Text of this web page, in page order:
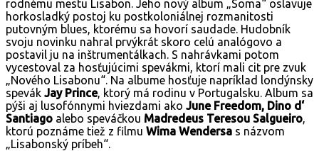
rodnému mestu Lisabon. Jeho nový album „Soma“ oslavuje
horkosladký postoj ku postkoloniálnej rozmanitosti
putovným blues, ktorému sa hovorí saudade. Hudobník
svoju novinku nahral prvýkrát skoro celú analógovo a
postavil ju na inštrumentálkach. S nahrávkami potom
vycestoval za hosťujúcimi spevákmi, ktorí mali cit pre zvuk
„Nového Lisabonu“. Na albume hosťuje napríklad londýnsky
spevák Jay Prince, ktorý má rodinu v Portugalsku. Album sa
pýši aj lusofónnymi hviezdami ako June Freedom, Dino d‘
Santiago alebo speváčkou Madredeus Teresou Salgueiro,
ktorú poznáme tiež z filmu Wima Wendersa s názvom
„Lisabonský príbeh“.